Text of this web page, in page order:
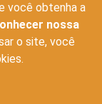
FILMES
EM CARTAZ
você obtenha a
nossa
o site, você